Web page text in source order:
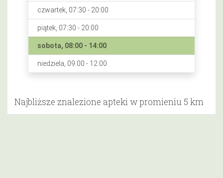
czwartek, 07:30 - 20:00
piątek, 07:30 - 20:00
sobota, 08:00 - 14:00
niedziela, 09:00 - 12:00
Najbliższe znalezione apteki w promieniu 5 km